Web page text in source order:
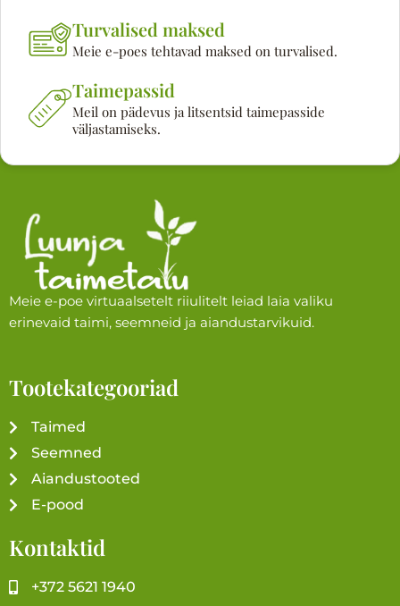
Turvalised maksed
Meie e-poes tehtavad maksed on turvalised.
Taimepassid
Meil on pädevus ja litsentsid taimepasside
väljastamiseks.
Meie e-poe virtuaalsetelt riiulitelt leiad laia valiku
erinevaid taimi, seemneid ja aiandustarvikuid.
Tootekategooriad
Taimed
Seemned
Aiandustooted
E-pood
Kontaktid
+372 5621 1940